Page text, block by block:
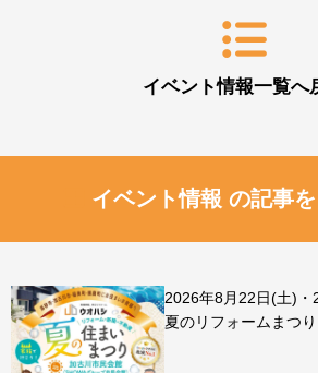
イベント情報一覧へ
イベント情報 の記事
2026年8月22日(土)・
夏のリフォームまつ